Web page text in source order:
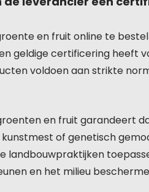
en fruit online te
geldige certificering heeft
voldoen aan strikte
en fruit garandeert
of genetisch
landbouwpraktijken
en het milieu